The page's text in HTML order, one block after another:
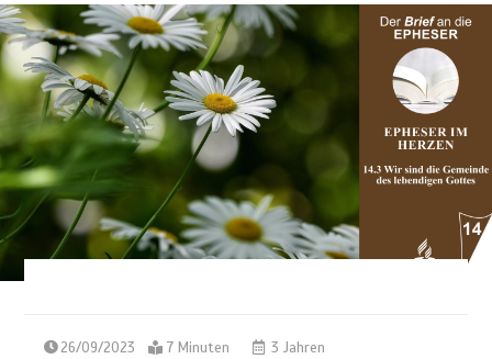
26/09/2023 7 Minuten 3 Jahren